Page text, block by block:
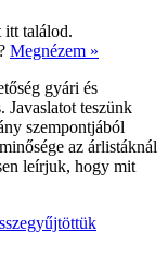
itt találod.
Megnézem »
gyári és
Javaslatot teszünk
szempontjából
az árlistáknál
leírjuk, hogy mit